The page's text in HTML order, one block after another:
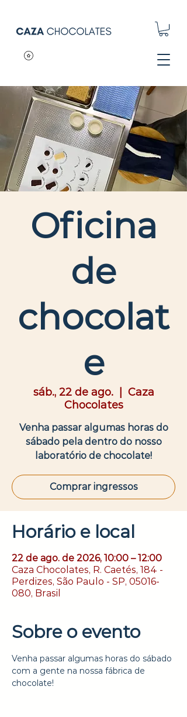
Oficina
de
chocolat
e
sáb., 22 de ago.
  |
Caza
Chocolates
Venha passar algumas horas do
sábado pela dentro do nosso
laboratório de chocolate!
Comprar ingressos
Horário e local
22 de ago. de 2026, 10:00 – 12:00
Caza Chocolates, R. Caetés, 184 -
Perdizes, São Paulo - SP, 05016-
080, Brasil
Sobre o evento
Venha passar algumas horas do sábado
com a gente na nossa fábrica de
chocolate!